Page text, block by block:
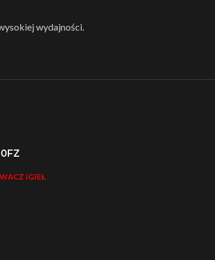
wydajności.
IGIEŁ